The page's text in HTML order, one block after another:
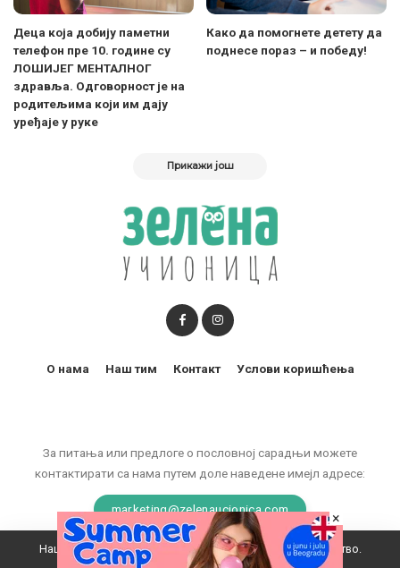
Деца која добију паметни
телефон пре 10. године су
ЛОШИЈЕГ МЕНТАЛНОГ
здравља. Одговорност је на
родитељима који им дају
уређаје у руке
Како да помогнете детету да
поднесе пораз – и победу!
Прикажи још
За питања или предлоге о пословној сарадњи можете
контактирати са нама путем доле наведене имејл адресе:
marketing@zelenaucionica.com
О нама Наш тим Контакт Услови коришћења
Наш вебсајт користи колачиће да побољша ваше искуство.
×